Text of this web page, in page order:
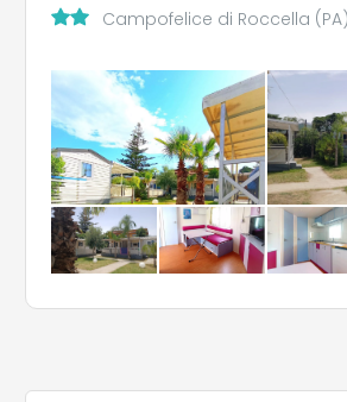
Campofelice di Roccella